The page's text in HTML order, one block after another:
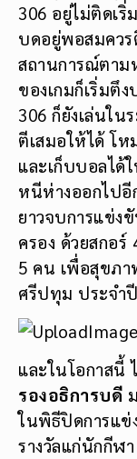
306 อยู่ไม่ติดเริ่
บดอยู่พอสมคว
สถานการณ์ตาม
ของเกมก็เริ่มตึ
306 ก็ยังเล่นใน
ตีเสมอให้ได้ โห
และเก็บบอลได้
หนีห่างออกไปอี
ยาวจบการแข่ง
ครอง ด้วยสกอ
5 คน เพื่อสุขภ
ศรีปทุม ประจำ
และในโอกาสนี้
รองอธิการบดี
ในพิธีปิดการแข่
รางวัลแก่นักกีฬ